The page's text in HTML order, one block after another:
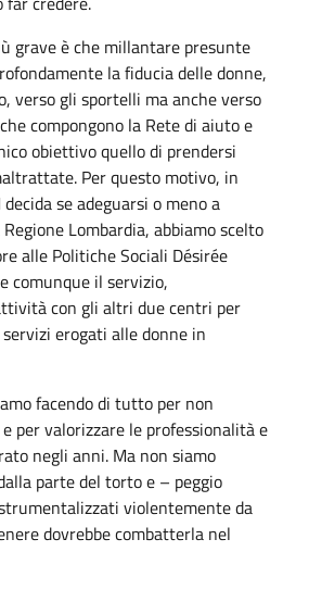
grave è che millantare presunte
la fiducia delle donne,
verso gli sportelli ma anche verso
compongono la Rete di aiuto e
obiettivo quello di prendersi
Per questo motivo, in
se adeguarsi o meno a
Lombardia, abbiamo scelto
alle Politiche Sociali Désirée
comunque il servizio,
con gli altri due centri per
erogati alle donne in
facendo di tutto per non
per valorizzare le professionalità e
negli anni. Ma non siamo
parte del torto e – peggio
violentemente da
dovrebbe combatterla nel